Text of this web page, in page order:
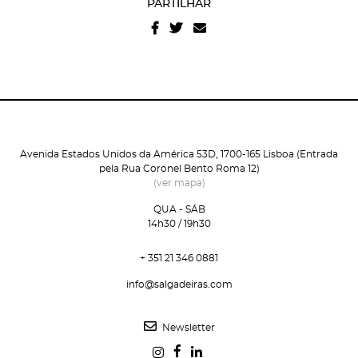
PARTILHAR
Avenida Estados Unidos da América 53D, 1700-165 Lisboa (Entrada
pela Rua Coronel Bento Roma 12)
(ver mapa)
QUA - SÁB
14h30 / 19h30
+ 351 21 346 0881
info@salgadeiras.com
Newsletter
politica de privacidade do site